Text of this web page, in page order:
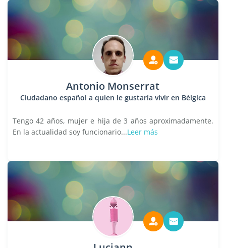
Antonio Monserrat
Ciudadano español a quien le gustaría vivir en Bélgica
Tengo 42 años, mujer e hija de 3 años aproximadamente.
En la actualidad soy funcionario...Leer más